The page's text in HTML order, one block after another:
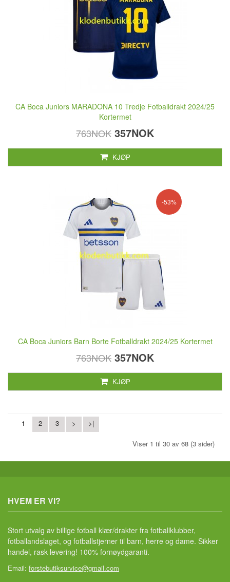
CA Boca Juniors MARADONA 10 Tredje Fotballdrakt 2024/25
Kortermet
763NOK 357NOK
KJØP
-53%
CA Boca Juniors Barn Borte Fotballdrakt 2024/25 Kortermet
763NOK 357NOK
KJØP
1 2 3 > >|
Viser 1 til 30 av 68 (3 sider)
HVEM ER VI?
Stort utvalg av billige fotball klær/drakter fra fotballklubber,
fotballandslaget, og fotballstjerner til barn, herre og dame. Sikker
handel, rask levering! 100% fornøydgaranti.
Email: forstebutiksurvice@gmail.com